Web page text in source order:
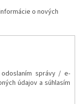
o nových
správy / e-
údajov a súhlasím